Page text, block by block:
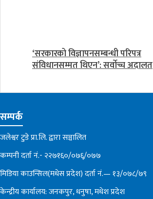
‘सरकारको विज्ञापनसम्बन्धी परिपत्र
संविधानसम्मत थिएन’: सर्वाेच्च अदालत
सम्पर्क
जलेश्वर टुडे प्रा.लि. द्वारा सञ्चालित
कम्पनी दर्ता नं.- २२७१६०/०७६्/०७७
मिडिया काउन्सिल(मधेस प्रदेश) दर्ता नं.— १३/०७८/७९
केन्द्रीय कार्यालय: जनकपुर, धनुषा, मधेश प्रदेश